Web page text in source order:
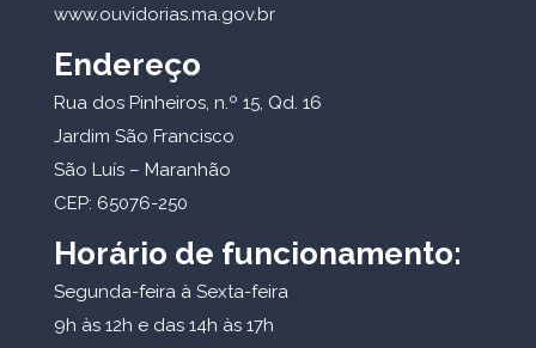
www.ouvidorias.ma.gov.br
Endereço
Rua dos Pinheiros, n.º 15, Qd. 16
Jardim São Francisco
São Luís – Maranhão
CEP: 65076-250
Horário de funcionamento:
Segunda-feira à Sexta-feira
9h às 12h e das 14h às 17h